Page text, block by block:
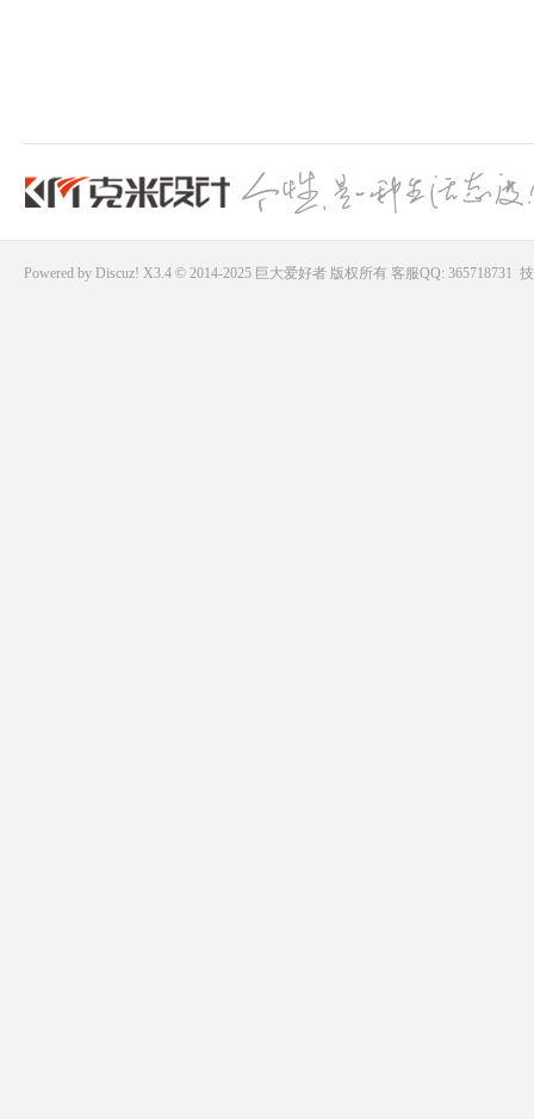
Powered by Discuz! X3.4 © 2014-2025 巨大爱好者版权所有 客服QQ: 365718731